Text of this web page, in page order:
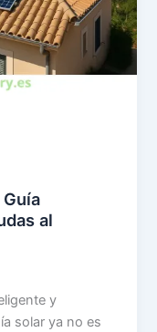
al
y
solar ya no es